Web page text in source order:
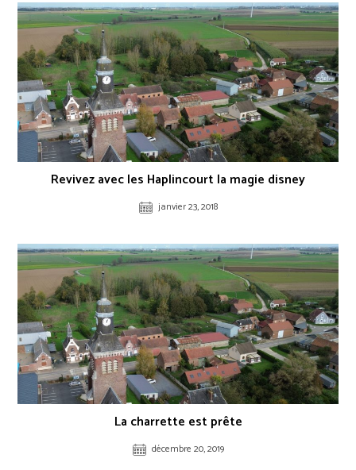
Revivez avec les Haplincourt la magie disney
janvier 23, 2018
La charrette est prête
décembre 20, 2019